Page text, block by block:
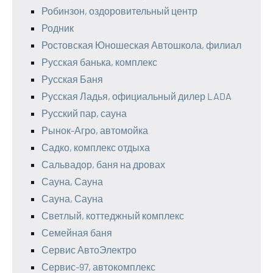
Робинзон, оздоровительный центр
Родник
Ростовская Юношеская Автошкола, филиал
Русская банька, комплекс
Русская Баня
Русская Ладья, официальный дилер LADA
Русский пар, сауна
Рынок-Агро, автомойка
Садко, комплекс отдыха
Сальвадор, баня на дровах
Сауна, Сауна
Сауна, Сауна
Светлый, коттеджный комплекс
Семейная баня
Сервис АвтоЭлектро
Сервис-97, автокомплекс